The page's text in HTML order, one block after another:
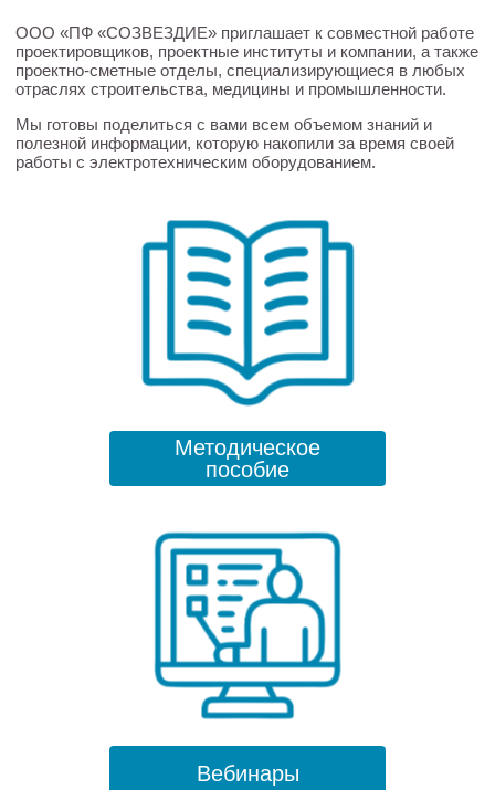
ООО «ПФ «СОЗВЕЗДИЕ» приглашает к совместной работе
проектировщиков, проектные институты и компании, а также
проектно-сметные отделы, специализирующиеся в любых
отраслях строительства, медицины и промышленности.
Мы готовы поделиться с вами всем объемом знаний и
полезной информации, которую накопили за время своей
работы с электротехническим оборудованием.
Методическое
пособие
Вебинары